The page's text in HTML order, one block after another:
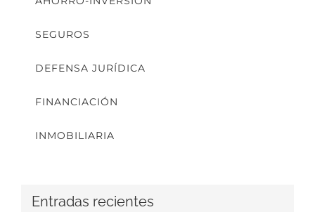
SEGUROS
DEFENSA JURÍDICA
FINANCIACIÓN
INMOBILIARIA
Entradas recientes